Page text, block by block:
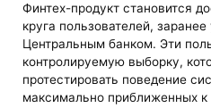
Финтех-продукт становится
круга пользователей,
Центральным банком. Эти
контролируемую выборку,
протестировать поведение
максимально приближенных